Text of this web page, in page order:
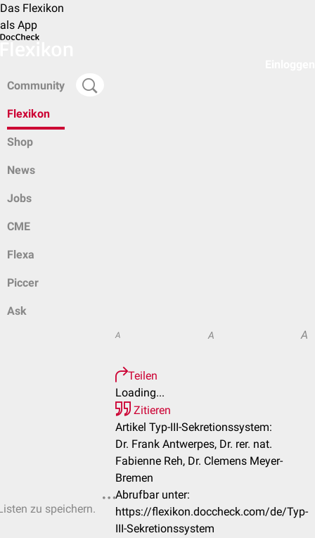
Das Flexikon
als App
Community
Flexikon
Shop
News
Jobs
CME
Flexa
Piccer
Ask
zu speichern.
A A A
Teilen
Loading...
Zitieren
Artikel Typ-III-Sekretionssystem:
Dr. Frank Antwerpes, Dr. rer. nat.
Fabienne Reh, Dr. Clemens Meyer-
Bremen
Abrufbar unter:
https://flexikon.doccheck.com/de/Typ-
III-Sekretionssystem